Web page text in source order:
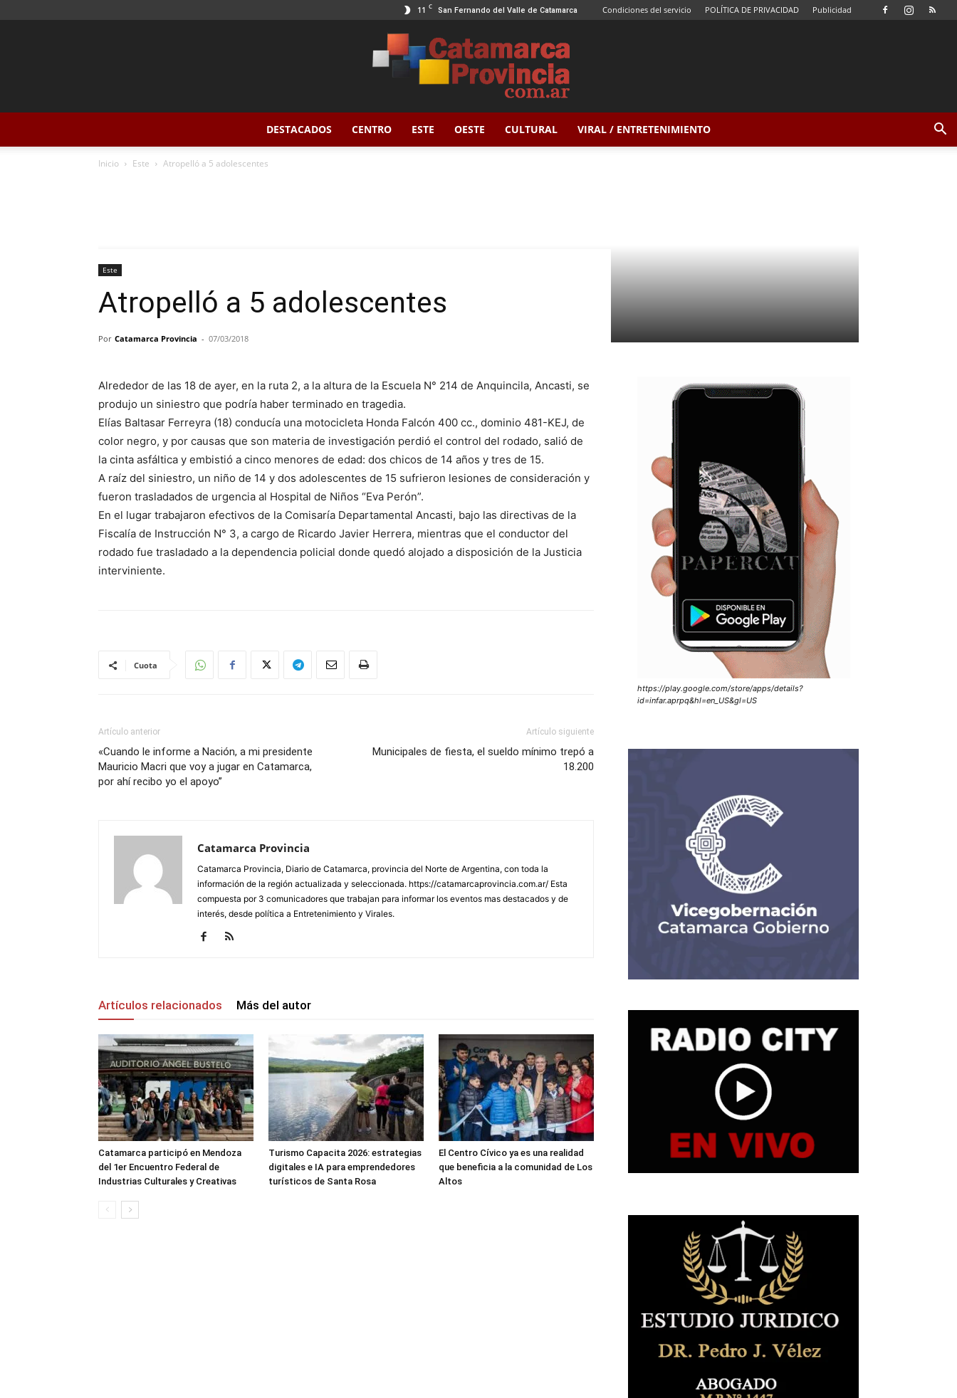
11 C San Fernando del Valle de Catamarca Condiciones del servicio POLÍTICA DE PRIVACIDAD Publicidad
Catamarca
DESTACADOS CENTRO ESTE OESTE CULTURAL VIRAL / ENTRETENIMIENTO
Inicio Este Atropelló a 5 adolescentes
Este
Atropelló a 5 adolescentes
Por Catamarca Provincia - 07/03/2018
Alrededor de las 18 de ayer, en la ruta 2, a la altura de la Escuela N° 214 de Anquincila, Ancasti, se
produjo un siniestro que podría haber terminado en tragedia.
Elías Baltasar Ferreyra (18) conducía una motocicleta Honda Falcón 400 cc., dominio 481-KEJ, de
color negro, y por causas que son materia de investigación perdió el control del rodado, salió de
la cinta asfáltica y embistió a cinco menores de edad: dos chicos de 14 años y tres de 15.
A raíz del siniestro, un niño de 14 y dos adolescentes de 15 sufrieron lesiones de consideración y
fueron trasladados de urgencia al Hospital de Niños “Eva Perón”.
En el lugar trabajaron efectivos de la Comisaría Departamental Ancasti, bajo las directivas de la
Fiscalía de Instrucción N° 3, a cargo de Ricardo Javier Herrera, mientras que el conductor del
rodado fue trasladado a la dependencia policial donde quedó alojado a disposición de la Justicia
interviniente.
Cuota
Artículo anterior
«Cuando le informe a Nación, a mi presidente
Mauricio Macri que voy a jugar en Catamarca,
por ahí recibo yo el apoyo”
Artículo siguiente
Municipales de fiesta, el sueldo mínimo trepó a
18.200
Catamarca Provincia
Catamarca Provincia, Diario de Catamarca, provincia del Norte de Argentina, con toda la
información de la región actualizada y seleccionada. https://catamarcaprovincia.com.ar/ Esta
compuesta por 3 comunicadores que trabajan para informar los eventos mas destacados y de
interés, desde política a Entretenimiento y Virales.
Artículos relacionados Más del autor
Catamarca participó en Mendoza
del 1er Encuentro Federal de
Industrias Culturales y Creativas
Turismo Capacita 2026: estrategias
digitales e IA para emprendedores
turísticos de Santa Rosa
El Centro Cívico ya es una realidad
que beneficia a la comunidad de Los
Altos
https://play.google.com/store/apps/details?
id=infar.aprpq&hl=en_US&gl=US